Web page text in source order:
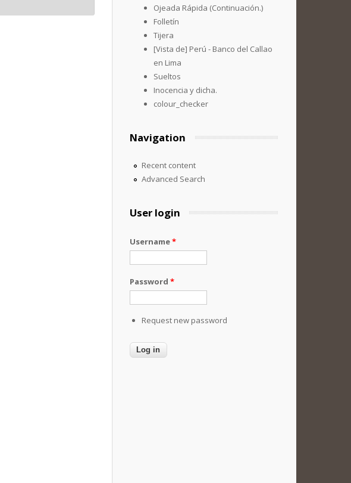
Ojeada Rápida (Continuación.)
Folletín
Tijera
[Vista de] Perú - Banco del Callao
en Lima
Sueltos
Inocencia y dicha.
colour_checker
Navigation
Recent content
Advanced Search
User login
Username*
Password *
Request new password